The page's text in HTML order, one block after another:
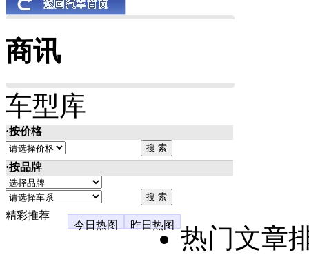
商讯
车型库
·按价格
·按品牌
精彩推荐
今日热图
昨日热图
热门文章